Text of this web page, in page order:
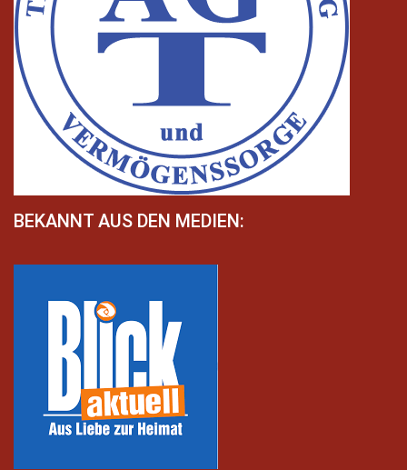
BEKANNT AUS DEN MEDIEN: